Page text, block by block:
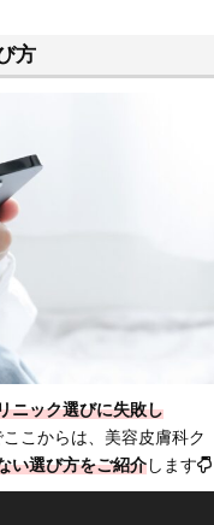
方
ニック選びに失敗し
こからは、美容皮膚科ク
い選び方をご紹介します